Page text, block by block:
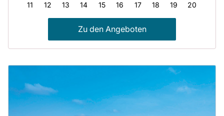
11 12 13 14 15 16 17 18 19 20
Zu den Angeboten